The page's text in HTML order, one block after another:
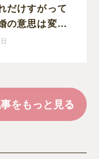
だけすがって
の意思は変わ
セ強義母に抗
をもっと見る